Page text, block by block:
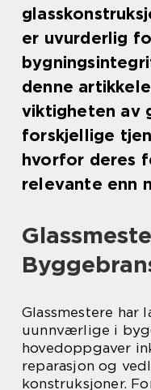
er uvurderlig
denne
viktigheten av
forskjellige
hvorfor deres
relevante enn
Glassmestere har
uunnværlige i
hovedoppgaver
reparasjon og
konstruksjoner.